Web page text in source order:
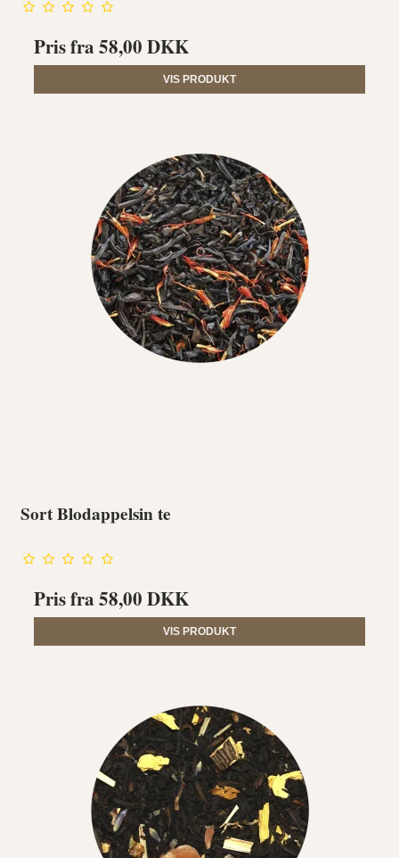
Pris fra58,00 DKK
VIS PRODUKT
Sort Blodappelsin te
Pris fra58,00 DKK
VIS PRODUKT